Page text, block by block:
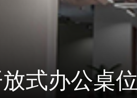
式办公桌